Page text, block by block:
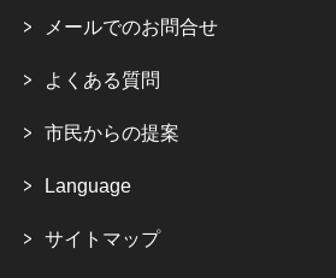
メールでのお問合せ
よくある質問
市民からの提案
Language
サイトマップ